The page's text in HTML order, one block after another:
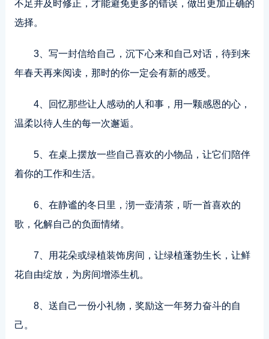
不足并及时修正，才能避免更多的错误，做出更加正确的
选择。
3、写一封信给自己，沉下心来和自己对话，待到来
年春天再来阅读，那时的你一定会有新的感受。
4、回忆那些让人感动的人和事，用一颗感恩的心，
温柔以待人生的每一次邂逅。
5、在桌上摆放一些自己喜欢的小物品，让它们陪伴
着你的工作和生活。
6、在静谧的冬日里，沏一壶清茶，听一首喜欢的
歌，化解自己的负面情绪。
7、用花朵或绿植装饰房间，让绿植蓬勃生长，让鲜
花自由绽放，为房间增添生机。
8、送自己一份小礼物，奖励这一年努力奋斗的自
己。